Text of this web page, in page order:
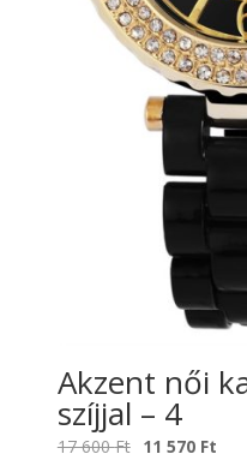
Akzent női
szíjjal – 4
17 600Ft Original
11 570 Ft